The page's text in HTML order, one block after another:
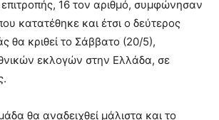
16 τον αριθμό, συμφώνησαν
κατατέθηκε και έτσι ο δεύτερος
θα κριθεί το Σάββατο (20/5),
εκλογών στην Ελλάδα, σε
θα αναδειχθεί μάλιστα και το